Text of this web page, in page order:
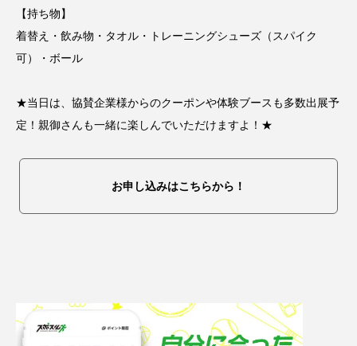
【持ち物】
着替え・飲み物・タオル・トレーニングシューズ（スパイク
可）・ボール
★当日は、協賛企業様からのクーポンや体験ブースも多数出展予
定！親御さんも一緒に楽しんでいただけますよ！★
お申し込みはこちらから！